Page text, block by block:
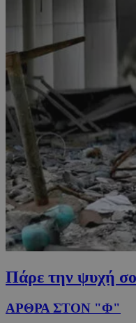
Πάρε την ψυχή
ΑΡΘΡΑ ΣΤΟΝ "Φ"